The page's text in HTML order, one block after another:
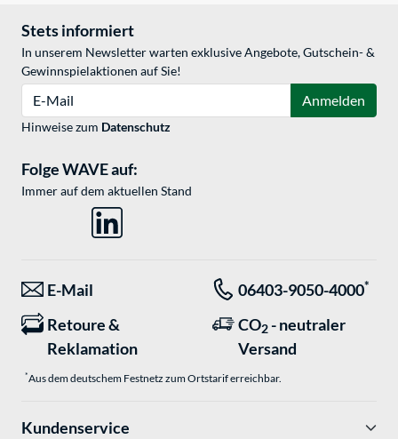
Stets informiert
In unserem Newsletter warten exklusive Angebote, Gutschein- &
Gewinnspielaktionen auf Sie!
Anmelden
Hinweise zum Datenschutz
Folge WAVE auf:
Immer auf dem aktuellen Stand
E-Mail 06403-9050-4000*
Retoure &
Reklamation
CO2 - neutraler
Versand
*Aus dem deutschem Festnetz zum Ortstarif erreichbar.
Kundenservice